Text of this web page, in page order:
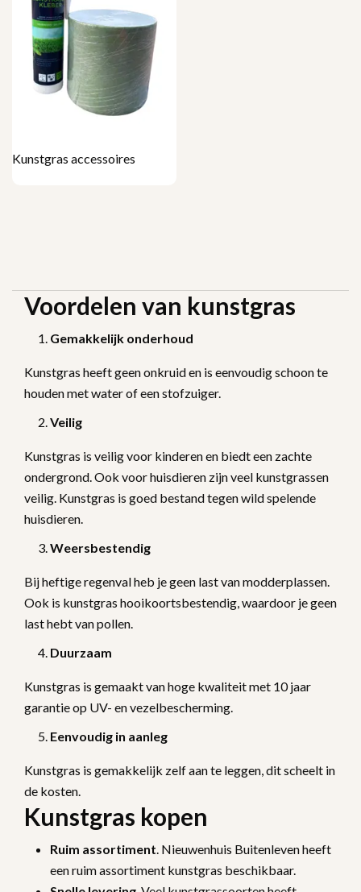
Kunstgras accessoires
Voordelen van kunstgras
Gemakkelijk onderhoud
Kunstgras heeft geen onkruid en is eenvoudig schoon te
houden met water of een stofzuiger.
Veilig
Kunstgras is veilig voor kinderen en biedt een zachte
ondergrond. Ook voor huisdieren zijn veel kunstgrassen
veilig. Kunstgras is goed bestand tegen wild spelende
huisdieren.
Weersbestendig
Bij heftige regenval heb je geen last van modderplassen.
Ook is kunstgras hooikoortsbestendig, waardoor je geen
last hebt van pollen.
Duurzaam
Kunstgras is gemaakt van hoge kwaliteit met 10 jaar
garantie op UV- en vezelbescherming.
Eenvoudig in aanleg
Kunstgras is gemakkelijk zelf aan te leggen, dit scheelt in
de kosten.
Kunstgras kopen
Ruim assortiment. Nieuwenhuis Buitenleven heeft
een ruim assortiment kunstgras beschikbaar.